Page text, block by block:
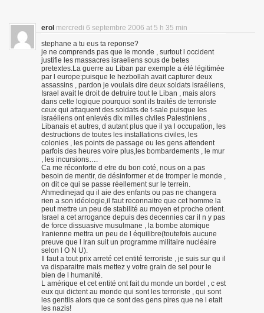
erol mercredi 6 septembre 2006 at 5 h 35 min
stephane a tu eus ta reponse?
je ne comprends pas que le monde , surtout l occident
justifie les massacres israeliens sous de betes
pretextes.La guerre au Liban par exemple a été légitimée
par l europe:puisque le hezbollah avait capturer deux
assassins , pardon je voulais dire deux soldats israéliens,
Israel avait le droit de detruire tout le Liban , mais alors
dans cette logique pourquoi sont ils traités de terroriste
ceux qui attaquent des soldats de t-sale puisque les
israéliens ont enlevés dix milles civiles Palestiniens ,
Libanais et autres, d autant plus que il ya l occupation, les
destructions de toutes les installations civiles, les
colonies , les points de passage ou les gens attendent
parfois des heures voire plus,les bombardements , le mur
, les incursions….
Ca me réconforte d etre du bon coté, nous on a pas
besoin de mentir, de désinformer et de tromper le monde ,
on dit ce qui se passe réellement sur le terrein.
Ahmedinejad qu il aie des enfants ou pas ne changera
rien a son idéologie,il faut reconnaitre que cet homme la
peut mettre un peu de stabilité au moyen et proche orient.
Israel a cet arrogance depuis des decennies car il n y pas
de force dissuasive musulmane , la bombe atomique
Iranienne mettra un peu de l équilibre(toutefois aucune
preuve que l Iran suit un programme militaire nucléaire
selon l O N U).
Il faut a tout prix arreté cet entité terroriste , je suis sur qu il
va disparaitre mais mettez y votre grain de sel pour le
bien de l humanité.
L amérique et cet entité ont fait du monde un bordel , c est
eux qui dictent au monde qui sont les terroriste , qui sont
les gentils alors que ce sont des gens pires que ne l etait
les nazis!